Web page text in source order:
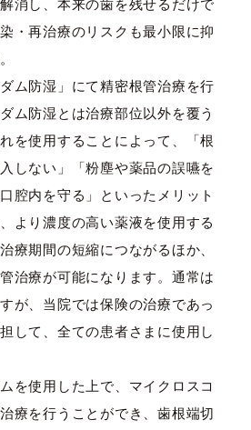
消し、本来の歯を残せるだけで
・再治療のリスクも最小限に抑
ム防湿」にて精密根管治療を行
ム防湿とは治療部位以外を覆う
を使用することによって、「根
しない」「粉塵や薬品の誤嚥を
腔内を守る」といったメリット
より濃度の高い薬液を使用する
療期間の短縮につながるほか、
治療が可能になります。通常は
が、当院では保険の治療であっ
して、全ての患者さまに使用し
を使用した上で、マイクロスコ
療を行うことができ、歯根端切